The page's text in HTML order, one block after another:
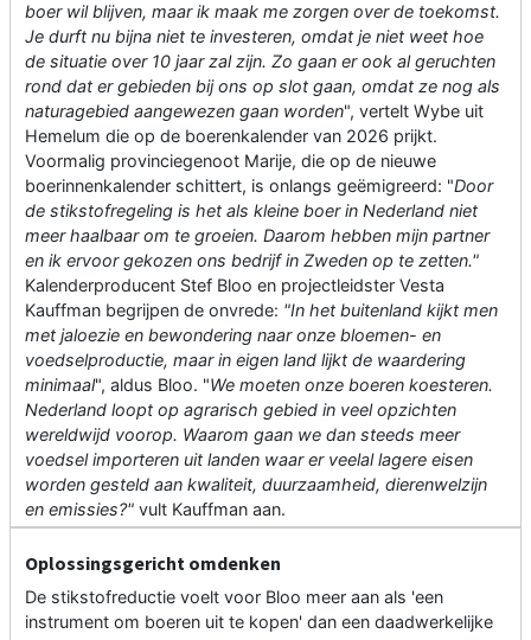
boer wil blijven, maar ik maak me zorgen over de toekomst.
Je durft nu bijna niet te investeren, omdat je niet weet hoe
de situatie over 10 jaar zal zijn. Zo gaan er ook al geruchten
rond dat er gebieden bij ons op slot gaan, omdat ze nog als
naturagebied aangewezen gaan worden", vertelt Wybe uit
Hemelum die op de boerenkalender van 2026 prijkt.
Voormalig provinciegenoot Marije, die op de nieuwe
boerinnenkalender schittert, is onlangs geëmigreerd: "Door
de stikstofregeling is het als kleine boer in Nederland niet
meer haalbaar om te groeien. Daarom hebben mijn partner
en ik ervoor gekozen ons bedrijf in Zweden op te zetten."
Kalenderproducent Stef Bloo en projectleidster Vesta
Kauffman begrijpen de onvrede: "In het buitenland kijkt men
met jaloezie en bewondering naar onze bloemen- en
voedselproductie, maar in eigen land lijkt de waardering
minimaal", aldus Bloo. "We moeten onze boeren koesteren.
Nederland loopt op agrarisch gebied in veel opzichten
wereldwijd voorop. Waarom gaan we dan steeds meer
voedsel importeren uit landen waar er veelal lagere eisen
worden gesteld aan kwaliteit, duurzaamheid, dierenwelzijn
en emissies?" vult Kauffman aan.
Oplossingsgericht omdenken
De stikstofreductie voelt voor Bloo meer aan als 'een
instrument om boeren uit te kopen' dan een daadwerkelijke